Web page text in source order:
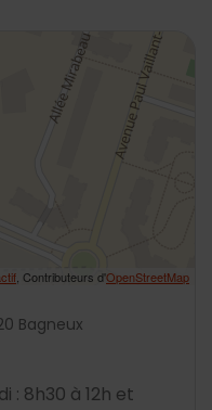
, Contributeurs d'OpenStreetMap
Bagneux
: 8h30 à 12h et